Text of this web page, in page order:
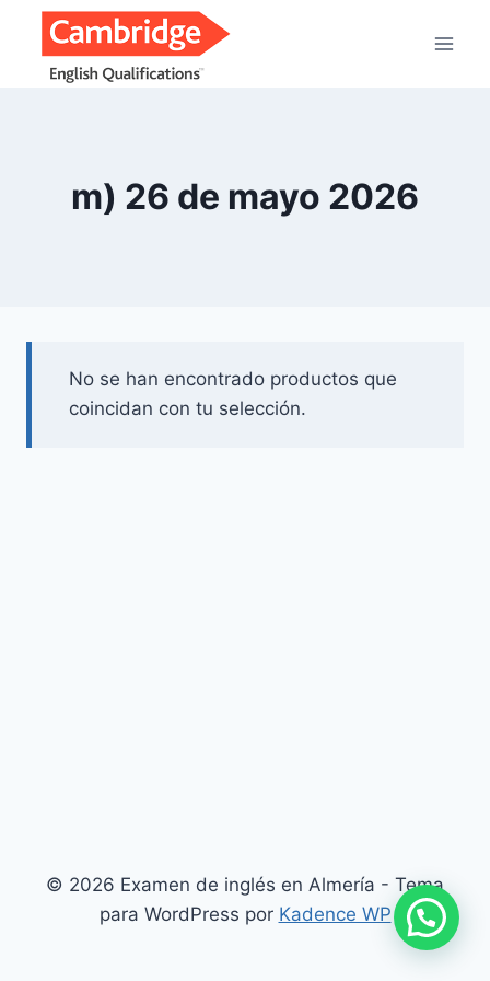
Saltar
contenido
m) 26 de mayo 2026
No se han encontrado productos que
coincidan con tu selección.
© 2026 Examen de inglés en Almería - Tema
para WordPress por Kadence WP